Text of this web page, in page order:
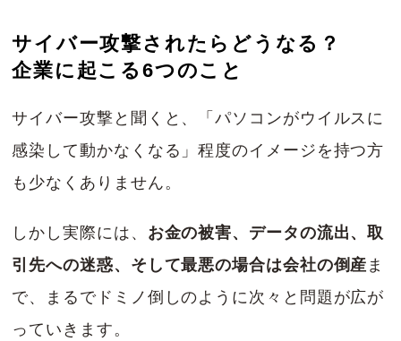
サイバー攻撃されたらどうなる？
企業に起こる6つのこと
サイバー攻撃と聞くと、「パソコンがウイルスに
感染して動かなくなる」程度のイメージを持つ方
も少なくありません。
しかし実際には、 お金の被害、データの流出、取
引先への迷惑、そして最悪の場合は会社の倒産 ま
で、まるでドミノ倒しのように次々と問題が広が
っていきます。